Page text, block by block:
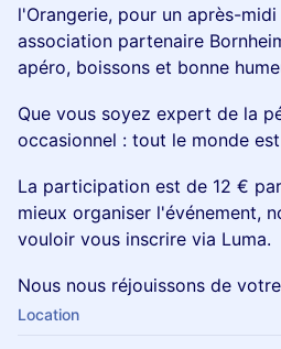
l'Orangerie, pour un après-
association partenaire
apéro, boissons et bonne
Que vous soyez expert de la
occasionnel : tout le monde
La participation est de 12 €
mieux organiser l'événement,
vouloir vous inscrire via Luma.
Nous nous réjouissons de
Location